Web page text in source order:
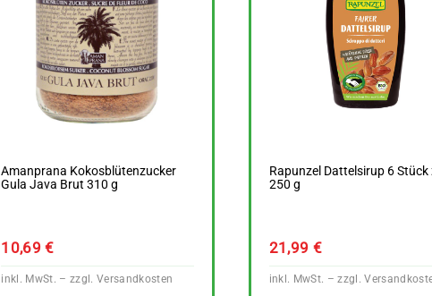
Amanprana Kokosblütenzucker
Gula Java Brut 310 g
10,69€
Rapunzel Dattelsirup 6 Stück
250 g
21,99 €